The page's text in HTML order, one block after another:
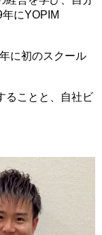
にYOPIM
に初のスクール
ることと、自社ビ